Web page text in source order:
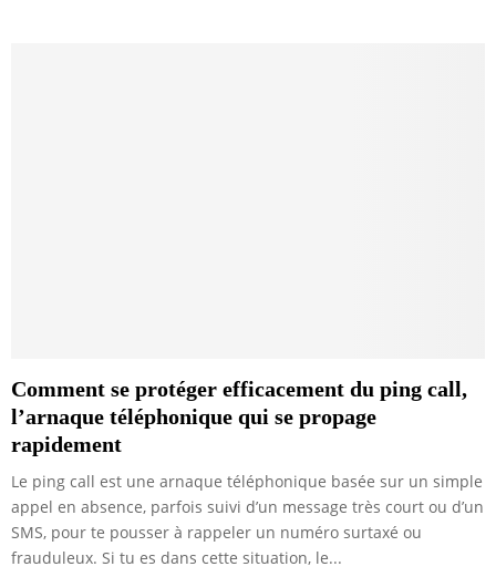
Comment se protéger efficacement du ping call,
l’arnaque téléphonique qui se propage
rapidement
Le ping call est une arnaque téléphonique basée sur un simple
appel en absence, parfois suivi d’un message très court ou d’un
SMS, pour te pousser à rappeler un numéro surtaxé ou
frauduleux. Si tu es dans cette situation, le...